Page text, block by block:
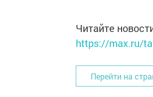
Читайте
https://max.ru/
Перейти на